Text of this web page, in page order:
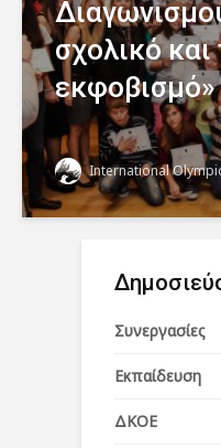
σχολικό
εκφοβισμό»
International
Συνεργασίες
Εκπαίδευση
ΔΚΟΕ